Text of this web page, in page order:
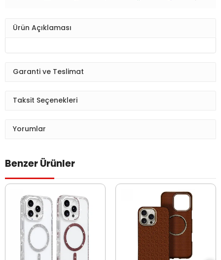
Ürün Açıklaması
Garanti ve Teslimat
Taksit Seçenekleri
Yorumlar
Benzer Ürünler